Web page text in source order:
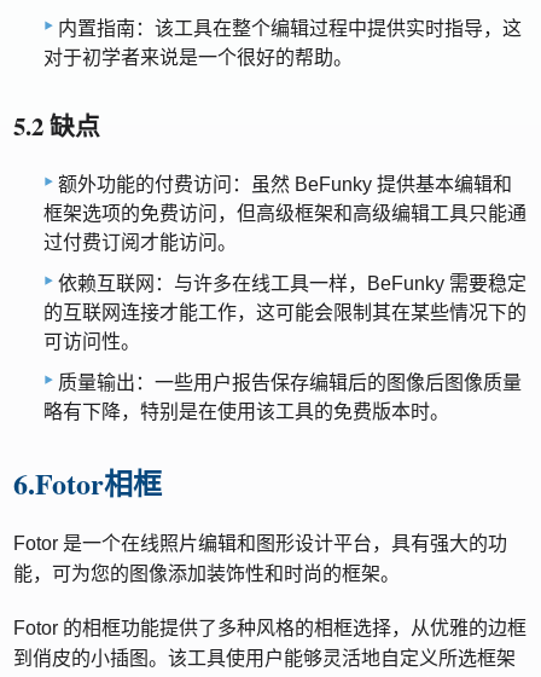
内置指南：该工具在整个编辑过程中提供实时指导，这
对于初学者来说是一个很好的帮助。
5.2 缺点
额外功能的付费访问：虽然 BeFunky 提供基本编辑和
框架选项的免费访问，但高级框架和高级编辑工具只能通
过付费订阅才能访问。
依赖互联网：与许多在线工具一样，BeFunky 需要稳定
的互联网连接才能工作，这可能会限制其在某些情况下的
可访问性。
质量输出：一些用户报告保存编辑后的图像后图像质量
略有下降，特别是在使用该工具的免费版本时。
6.Fotor相框
Fotor 是一个在线照片编辑和图形设计平台，具有强大的功
能，可为您的图像添加装饰性和时尚的框架。
Fotor 的相框功能提供了多种风格的相框选择，从优雅的边框
到俏皮的小插图。该工具使用户能够灵活地自定义所选框架